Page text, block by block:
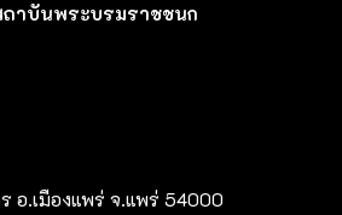
าบันพระบรมราชชนก
อ.เมืองแพร่ จ.แพร่ 54000